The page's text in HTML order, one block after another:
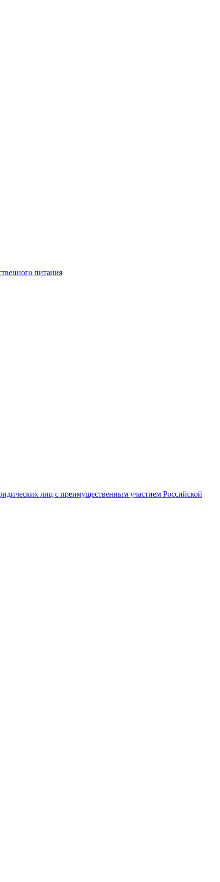
питания
лиц с преимущественным участием Российской